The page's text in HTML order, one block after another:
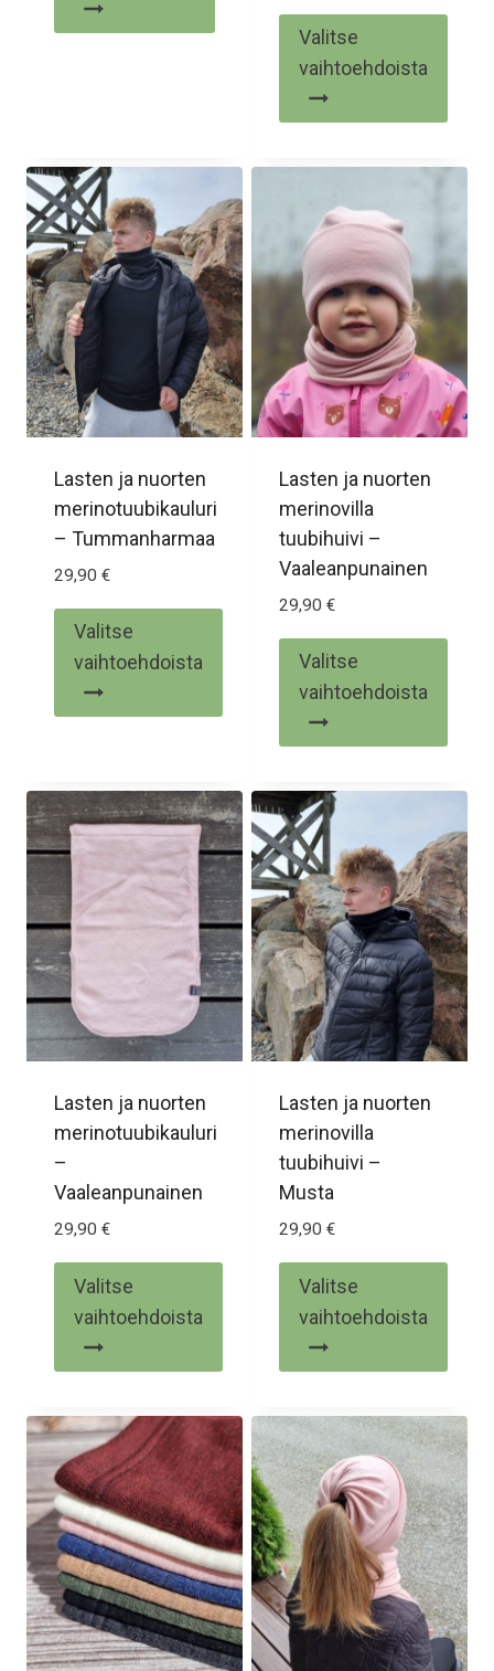
Valitse
vaihtoehdoista
useampi
muunnelma.
Voit
tehdä
valinnat
tuotteen
sivulla.
Lasten ja nuorten
merinotuubikauluri
– Tummanharmaa
29,90 €
Valitse
vaihtoehdoista
on
useampi
muunnelma.
Voit
tehdä
valinnat
tuotteen
sivulla.
Lasten ja nuorten
merinovilla
tuubihuivi –
Vaaleanpunainen
29,90 €
Valitse
vaihtoehdoista
tuotteella
on
useampi
muunnelma.
Voit
tehdä
valinnat
tuotteen
sivulla.
Lasten ja nuorten
merinotuubikauluri
–
Vaaleanpunainen
29,90 €
Valitse
vaihtoehdoista
tuotteella
on
useampi
muunnelma.
Voit
tehdä
valinnat
tuotteen
Lasten ja nuorten
merinovilla
tuubihuivi –
Musta
29,90 €
Valitse
vaihtoehdoista
tuotteella
on
useampi
muunnelma.
Voit
tehdä
valinnat
tuotteen